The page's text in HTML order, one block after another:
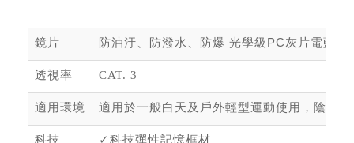
鏡片 防油汙、防潑水、防爆 光學級 PC灰片電藍多
透視率 CAT. 3
適用環境 適用於一般白天及戶外輕型運動使用，陰天
科技 ✓ 科技彈性記憶框材